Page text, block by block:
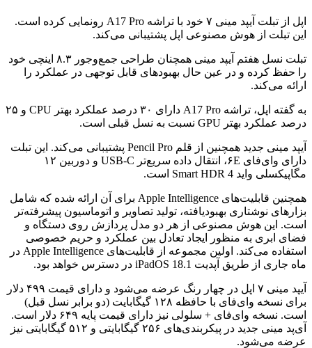
اپل از تبلت آیپد مینی ۷ خود با تراشه A17 Pro رونمایی کرده است.
این تبلت از هوش مصنوعی اپل پشتیبانی می‌کند.
تبلت نسل هفتم آیپد مینی همچنان طراحی جمع‌وجور ۸.۳ اینچی خود
را حفظ کرده و در عین حال بهبودهای قابل توجهی در عملکرد را
ارائه می‌کند.
به گفته اپل، تراشه A17 Pro دارای ۳۰ درصد عملکرد بهتر CPU و ۲۵
درصد عملکرد بهتر GPU نسبت به نسل قبلی است.
آیپد مینی جدید همچنین از قلم Pencil Pro پشتیبانی می‌کند. این تبلت
دارای وای‌فای ۶E، انتقال داده‌ سریع‌تر USB-C و دوربین ۱۲
مگاپیکسلی واید Smart HDR 4 است.
همچنین قابلیت‌های Apple Intelligence برای آن ارائه شده که شامل
بزارهای نوشتاری بهبودیافته، تولید تصاویر و اتوماسیون پیشرفته‌تر
است. این هوش مصنوعی از هر دو مدل پردازش روی دستگاه و
فضای ابری به منظور ایجاد تعادل بین عملکرد و حریم خصوصی
استفاده می‌کند. اولین مجموعه از قابلیت‌های Apple Intelligence در
ماه جاری از طریق آپدیت iPadOS 18.1 در دسترس خواهد بود.
آیپد مینی ۷ اپل در چهار رنگ عرضه می‌شود و دارای قیمت ۴۹۹ دلار
برای نسخه وای‌فای با حافظه ۱۲۸ گیگابایت (دو برابر نسل قبل)
است. نسخه وای‌فای + سلولی نیز دارای قیمت پایه ۶۴۹ دلار است.
آی‌پد مینی جدید در پیکربندی‌های ۲۵۶ گیگابایتی و ۵۱۲ گیگابایتی نیز
عرضه می‌شود.